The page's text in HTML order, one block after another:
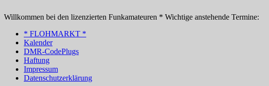
Inhalt
Willkommen bei den lizenzierten Funkamateuren * Wichtige anstehende Termine:
* FLOHMARKT *
Kalender
DMR-CodePlugs
Haftung
Impressum
Datenschutzerklärung